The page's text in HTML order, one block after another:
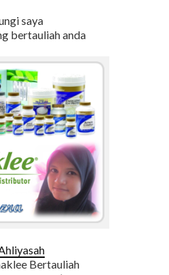
saya
bertauliah anda
Bertauliah